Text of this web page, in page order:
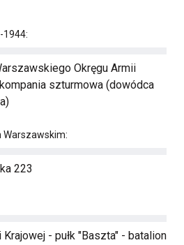
1944:
Okręgu Armii
szturmowa (dowódca
223
Krajowej - pułk "Baszta" - batalion